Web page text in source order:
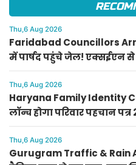
Thu,6 Aug 2026
Faridabad Councillors
में पार्षद पहुंचे जेल! एक्सईएन से
कार्रवाई
Thu,6 Aug 2026
Haryana Family Identity
लॉन्च होगा परिवार पहचान
निर्देश
Thu,6 Aug 2026
Gurugram Traffic & Rain